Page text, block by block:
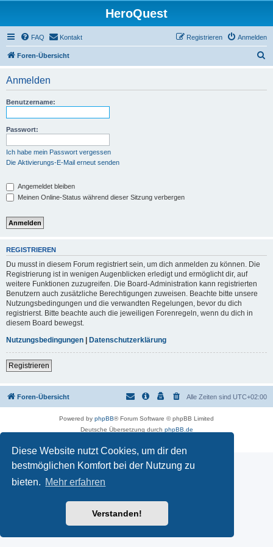
Diese Website nutzt Cookies, um dir den
bestmöglichen Komfort bei der Nutzung zu
bieten. Mehr erfahren
Verstanden!
HeroQuest
FAQ Kontakt Anmelden
Registrieren
Foren-Übersicht
Anmelden
Benutzername:
Passwort:
Ich habe mein Passwort vergessen
Die Aktivierungs-E-Mail erneut senden
Angemeldet bleiben
Meinen Online-Status während dieser Sitzung verbergen
REGISTRIEREN
Du musst in diesem Forum registriert sein, um dich anmelden zu können. Die
Registrierung ist in wenigen Augenblicken erledigt und ermöglicht dir, auf
weitere Funktionen zuzugreifen. Die Board-Administration kann registrierten
Benutzern auch zusätzliche Berechtigungen zuweisen. Beachte bitte unsere
Nutzungsbedingungen und die verwandten Regelungen, bevor du dich
registrierst. Bitte beachte auch die jeweiligen Forenregeln, wenn du dich in
diesem Board bewegst.
Nutzungsbedingungen | Datenschutzerklärung
Registrieren
Foren-Übersicht Alle Zeiten sind UTC+02:00
Powered by phpBB® Forum Software © phpBB Limited
Deutsche Übersetzung durch phpBB.de